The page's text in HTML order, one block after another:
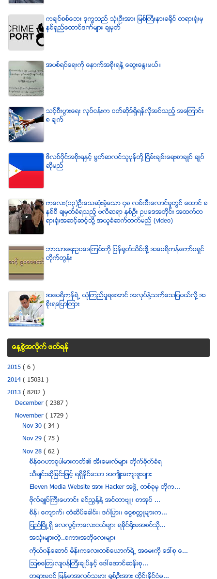
ကခ်င္စစ္ေဘး ဒုကၡသည္ သံုးဦးအား ျမစ္ႀကီးနားခရိုင္ တရားရံုးမွ
ႏွစ္ရွည္ေထာင္ဒဏ္မ်ား ခ်မွတ္
အပစ္ရပ္ေရးကို ေနာက္အစိုးရနဲ႔ ေဆြးေႏြးမယ္။
သင့္စီးပြားေရး လုပ္ငန္းက ဝဘ္ဆိုဒ္ရွိရန္လိုအပ္သည့္ အေၾကာင္း
၈ ခ်က္
ဖိလစ္ပိုင္အစိုးရႏွင့္ မြတ္ဆလင္သူပုန္တို႔ ၿငိမ္းခ်မ္းေရးစာခ်ဳပ္ ခ်ဳပ္
ဆိုမည္
ကေလး(၁၃)ဦးေသဆံုးခဲ့ေသာ ၄၈ လမ္းမီးေလာင္မႈတြင္ ေထာင္ ၈
ႏွစ္စီ ခ်မွတ္ခံရသည့္ ဗလီဆရာ ႏွစ္ဦး ဥပေဒအတိုင္း အထက္တ
ရားရံုးအဆင့္ဆင့္သို႔ အယူခံဆက္တက္မည္ (video)
ဘာသာေရးဥပေဒၾကမ္းကို ျပန္ရုတ္သိမ္းဖို႔ အေမရိကန္ေကာ္မရွင္
တိုက္တြန္း
အေမရိကန္ရဲ႕ ယံုၾကည္မႈရေအာင္ အလုပ္နဲ႔သက္ေသျပမယ္လုိ႔ အ
စုိးရေျပာၾကား
ေန႔စြဲအလိုက္ ဖတ္ရန္
2015 ( 6 )
2014 ( 15031 )
2013 ( 8202 )
December ( 2387 )
November ( 1729 )
Nov 30( 34 )
Nov 29( 75 )
Nov 28( 62 )
စိန္ေဂဟာစူပါမားကတ္၏ အီးေမးလ္မ်ား တိုက္ခိုက္ခံရ
သီခ်င္းဆုိျခင္းျဖင့္ ရရွိႏိုင္ေသာ အက်ိဳးေက်းဇူးမ်ား
Eleven Media Website အား Hacker အဖြဲ႕ တစ္ခုမွ တုိက...
ဗုိလ္ခ်ဳပ္ႀကီးေဟာင္း ခင္ညြန္႔နဲ႔ အင္တာဗ်ဴး စာအုပ္ ...
စိန္၊ ေက်ာက္၊ တံဆိပ္ေခါင္း၊ ဒဂၤါျပား၊ ေငြစကၠဴမ်ားက...
ျပည္ၿမိဳ႕ရွိ ေလလြင့္ကေလးငယ္မ်ား ရခိုင္႐ိုးမအစပ္သုိ...
အသံုးမ်ားတဲ့..စကားအတိုေလးမ်ား
ကိုယ္၀န္ေဆာင္ မိန္းကေလးတစ္ေယာက္ရဲ႕ အေမးကို ေဒၚစု ေ...
ဩ​စ​ေၾတး​လ်၀န္​ၾကီး​ခ်ဳပ္​နွင့္ ​ေဒၚ​ေအာင္​ဆန္း​စု...
တရားမဝင္ ျမန္မာအလုပ္သမား ရွစ္ဦးအား ထိုင္းႏိုင္ငံမ...